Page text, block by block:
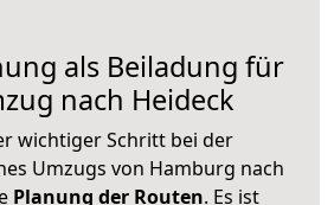
als Beiladung für
nach Heideck
wichtiger Schritt bei der
Umzugs von Hamburg nach
Planung der Routen. Es ist